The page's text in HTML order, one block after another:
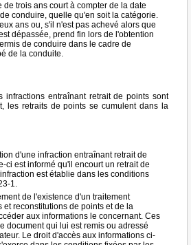
de trois ans court à compter de la date
conduire, quelle qu'en soit la catégorie.
ans ou, s'il n'est pas achevé alors que
dépassée, prend fin lors de l'obtention
de conduire dans le cadre de
de la conduite.
infractions entraînant retrait de points sont
les retraits de points se cumulent dans la
d'une infraction entraînant retrait de
ci est informé qu'il encourt un retrait de
est établie dans les conditions
1.
de l'existence d'un traitement
et reconstitutions de points et de la
aux informations le concernant. Ces
document qui lui est remis ou adressé
Le droit d'accès aux informations ci-